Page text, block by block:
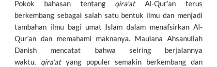
Pokok bahasan tentang qira’atAl-Qur’an terus
berkembang sebagai salah satu bentuk ilmu dan menjadi
tambahan ilmu bagi umat Islam dalam menafsirkan Al-
Qur’an dan memahami maknanya. Maulana Ahsanullah
Danish mencatat bahwa seiring berjalannya
waktu, qira’atyang populer semakin berkembang dan